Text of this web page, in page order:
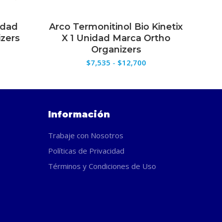
SELECCIONAR OPCIONES
Arco Termonitinol Bio Kinetix
X 1 Unidad Marca Ortho
Organizers
$7,535 - $12,700Rango
desde
Información
Trabaje con Nosotros
Políticas de Privacidad
Términos y Condiciones de Uso